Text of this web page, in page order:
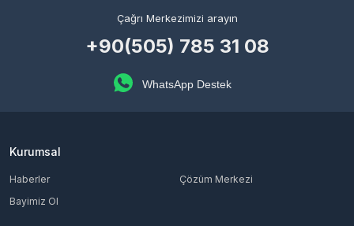
Çağrı Merkezimizi arayın
+90(505) 785 31 08
WhatsApp Destek
Kurumsal
Haberler
Çözüm Merkezi
Bayimiz Ol